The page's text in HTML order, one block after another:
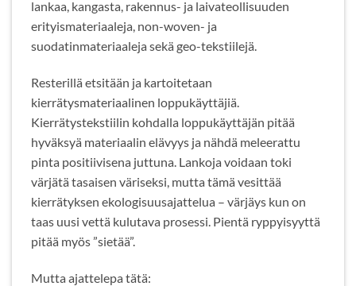
lankaa, kangasta, rakennus- ja laivateollisuuden
erityismateriaaleja, non-woven- ja
suodatinmateriaaleja sekä geo-tekstiilejä.
Resterillä etsitään ja kartoitetaan
kierrätysmateriaalinen loppukäyttäjiä.
Kierrätystekstiilin kohdalla loppukäyttäjän pitää
hyväksyä materiaalin elävyys ja nähdä meleerattu
pinta positiivisena juttuna. Lankoja voidaan toki
värjätä tasaisen väriseksi, mutta tämä vesittää
kierrätyksen ekologisuusajattelua – värjäys kun on
taas uusi vettä kulutava prosessi. Pientä ryppyisyyttä
pitää myös ”sietää”.
Mutta ajattelepa tätä: